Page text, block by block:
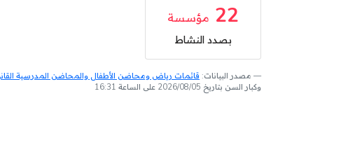
22 مؤسسة
بصدد النشاط
مصدر البيانات: قائمات رياض ومحاضن الأطفال والمحاضن المدرسية
وكبار السن بتاريخ 2026/08/05 على الساعة 16:31